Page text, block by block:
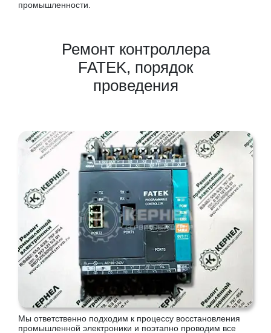
промышленности.
Ремонт контроллера
FATEK, порядок
проведения
Мы ответственно подходим к процессу восстановления
промышленной электроники и поэтапно проводим все